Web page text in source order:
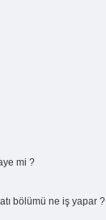
mi ?
bölümü ne iş yapar ?